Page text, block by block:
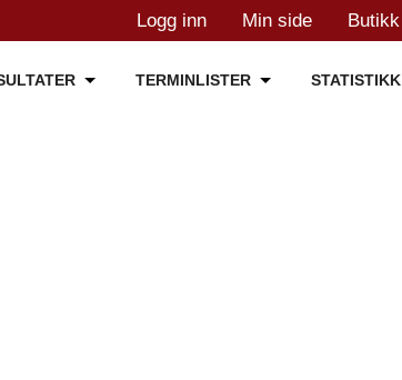
Logg inn Min side Butikk
TERMINLISTER STATISTIKK